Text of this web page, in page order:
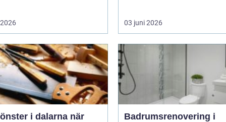
03 juni 2026
i dalarna när
Badrumsrenovering i